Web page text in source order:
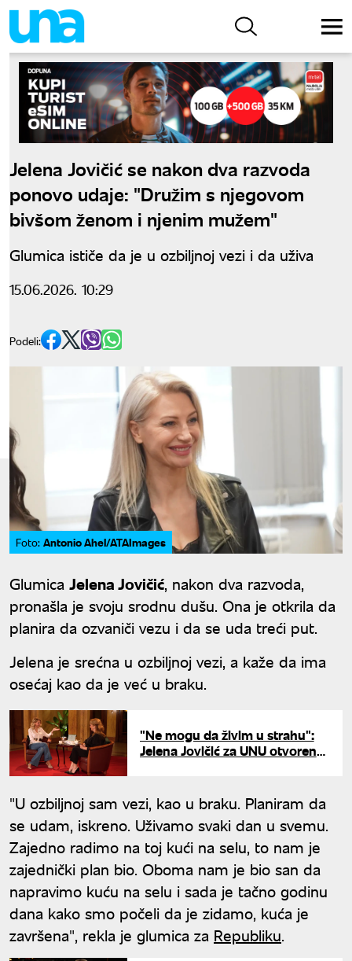
Jelena Jovičić se nakon dva razvoda
ponovo udaje: "Družim s njegovom
bivšom ženom i njenim mužem"
Glumica ističe da je u ozbiljnoj vezi i da uživa
15.06.2026. 10:29
Podeli:
Foto: Antonio Ahel/ATAImages
Glumica Jelena Jovičić, nakon dva razvoda,
pronašla je svoju srodnu dušu. Ona je otkrila da
planira da ozvaniči vezu i da se uda treći put.
Jelena je srećna u ozbiljnoj vezi, a kaže da ima
osećaj kao da je već u braku.
"Ne mogu da živim u strahu":
Jelena Jovičić za UNU otvoreno
"U ozbiljnoj sam vezi, kao u braku. Planiram da
se udam, iskreno. Uživamo svaki dan u svemu.
Zajedno radimo na toj kući na selu, to nam je
zajednički plan bio. Oboma nam je bio san da
napravimo kuću na selu i sada je tačno godinu
dana kako smo počeli da je zidamo, kuća je
završena", rekla je glumica za Republiku.